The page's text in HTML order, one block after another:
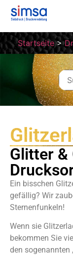
Startseite>
Glitter &
Ein bisschen
gefällig? Wir
Sternenfunkeln!
Wenn sie
bekommen Sie
den sogenannten